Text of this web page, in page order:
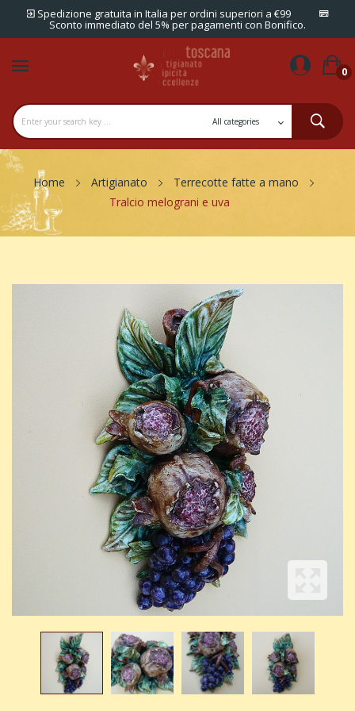
Spedizione gratuita in Italia per ordini superiori a €99
Sconto immediato del 5% per pagamenti con Bonifico.
0
Home Artigianato
Terrecotte fatte a mano
Tralcio melograni e uva